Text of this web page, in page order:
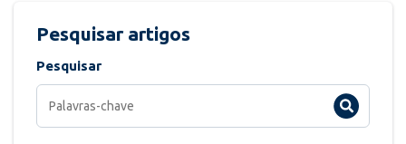
Pesquisar artigos
Pesquisar